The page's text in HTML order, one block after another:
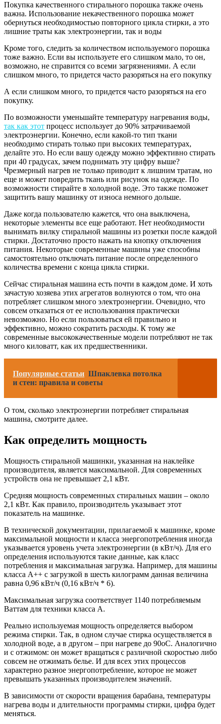
Покупка качественного стирального порошка также очень
важна. Использование некачественного порошка может
обернуться необходимостью повторного цикла стирки, а это
лишние траты как электроэнергии, так и воды
Кроме того, следить за количеством используемого порошка
тоже важно. Если вы используете его слишком мало, то он,
возможно, не справится со всеми загрязнениями. А если
слишком много, то придется часто разоряться на его покупку
А если слишком много, то придется часто разоряться на его
покупку.
По возможности уменьшайте температуру нагревания воды,
так как этот процесс использует до 90% затрачиваемой
электроэнергии. Конечно, если какой-то тип ткани
необходимо стирать только при высоких температурах,
делайте это. Но если вашу одежду можно эффективно стирать
при 40 градусах, зачем поднимать эту цифру выше?
Чрезмерный нагрев не только приводит к лишним тратам, но
еще и может повредить ткань или рисунок на одежде. По
возможности стирайте в холодной воде. Это также поможет
защитить вашу машинку от износа немного дольше.
Даже когда пользователю кажется, что она выключена,
некоторые элементы все еще работают. Нет необходимости
вынимать вилку стиральной машины из розетки после каждой
стирки. Достаточно просто нажать на кнопку отключения
питания. Некоторые современные машины уже способны
самостоятельно отключать питание после определенного
количества времени с конца цикла стирки.
Сейчас стиральная машина есть почти в каждом доме. И хоть
зачастую хозяева этих агрегатов волнуются о том, что она
потребляет слишком много электроэнергии. Очевидно, что
совсем отказаться от ее использования практически
невозможно. Но если пользоваться ей правильно и
эффективно, можно сократить расходы. К тому же
современные высококачественные модели потребляют не так
много киловатт, как их предшественники.
Популярные статьи Шпаклевка потолка
и стен: правила и советы
О том, сколько электроэнергии потребляет стиральная
машина, смотрите далее.
Как определить мощность
Мощность стиральной машинки, указанная на наклейке
производителя, является максимальной. Для современных
устройств она не превышает 2,1 кВт.
Средняя мощность современных стиральных машин – около
2,1 кВт. Как правило, производитель указывает этот
показатель на машинке.
В технической документации, прилагаемой к машинке, кроме
максимальной мощности и класса энергопотребления иногда
указывается уровень учета электроэнергии (в кВт/ч). Для его
определения используются такие данные, как класс
потребления и максимальная загрузка. Например, для машины
класса А++ с загрузкой в шесть килограмм данная величина
равна 0,96 кВт/ч (0,16 кВт/ч * 6).
Максимальная загрузка соответствует 1140 потребляемым
Ваттам для техники класса А.
Реально используемая мощность определяется выбором
режима стирки. Так, в одном случае стирка осуществляется в
холодной воде, а в другом – при нагреве до 90оС. Аналогично
и с отжимом: он может вращаться с различной скоростью либо
совсем не отжимать белье. И для всех этих процессов
характерно разное энергопотребление, которое не может
превышать указанных производителем значений.
В зависимости от скорости вращения барабана, температуры
нагрева воды и длительности программы стирки, цифра будет
меняться.